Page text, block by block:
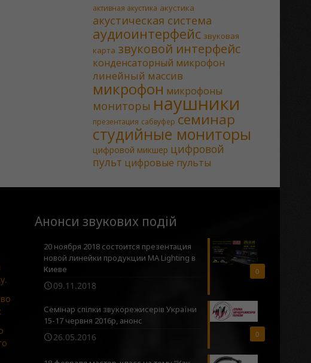
активная акустика акустика
акустическая система
аудиоинтерфейс звуковая
карта звуковой интерфейс
конденсаторный микрофон
линейный массив
микрофон микрофоны
мониторы наушники
презентация сабвуфер семинар
студийные мониторы
цифровой микшер цифровой
пульт цифровые пульты
Анонси звукових подій
0
20 ноября 2018 состоится презентация
новой линейки продукции MA Lighting в
Киеве
09.11.2018
0
Семінар спілки звукорежисерів України
15-17 червня 2016р, анонс
26.05.2016